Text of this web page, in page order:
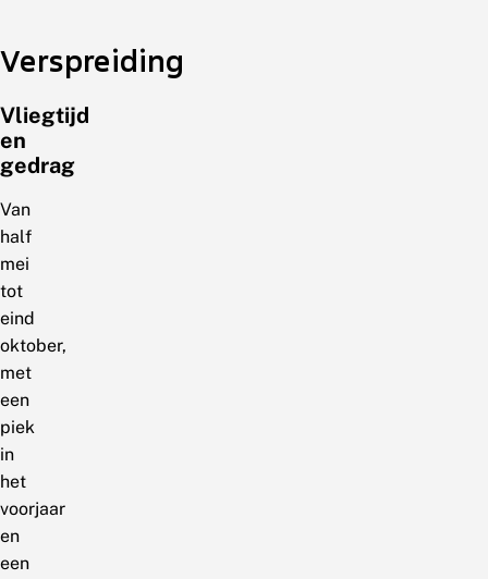
Verspreiding
Vliegtijd
en
gedrag
Van
half
mei
tot
eind
oktober,
met
een
piek
in
het
voorjaar
en
een